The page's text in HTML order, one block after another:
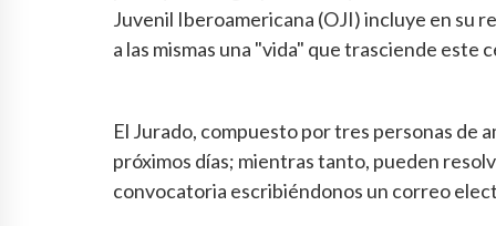
Juvenil Iberoamericana (OJI) incluye en su
a las mismas una "vida" que trasciende este
El Jurado, compuesto por tres personas de
próximos días; mientras tanto, pueden
convocatoria escribiéndonos un correo